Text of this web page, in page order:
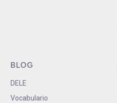
BLOG
DELE
Vocabulario